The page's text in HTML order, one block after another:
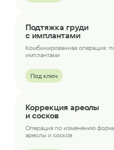
Подтяжка груди
с имплантами
Комбинированная операция:
имплантами
Под ключ
Коррекция ареолы
и сосков
Операция по изменению
ареолы и сосков